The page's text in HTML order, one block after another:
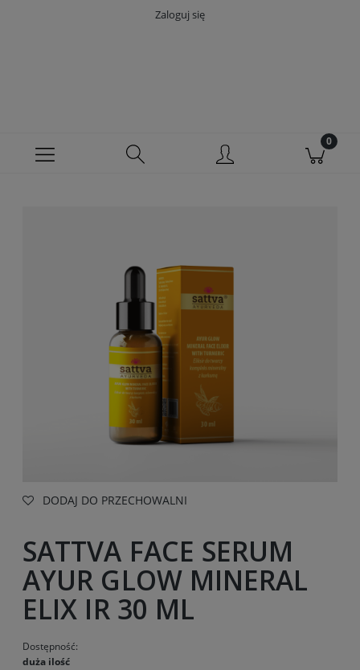
Zaloguj się
DODAJ DO PRZECHOWALNI
SATTVA FACE SERUM
AYUR GLOW MINERAL
ELIX IR 30 ML
Dostępność:
duża ilość